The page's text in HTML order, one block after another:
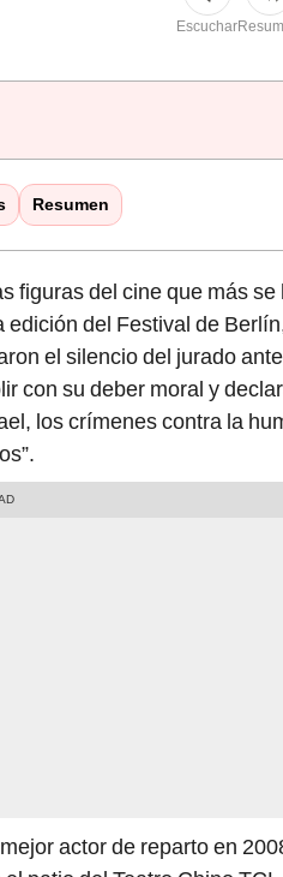
Escuchar
Resumen
figuras del cine que más se
del Festival de
el silencio del jurado
con su deber moral y
los crímenes contra la
actor de reparto en